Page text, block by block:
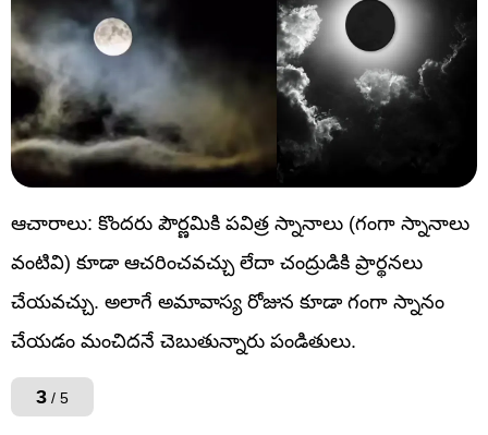
ఆచారాలు: కొందరు పౌర్ణమికి పవిత్ర స్నానాలు (గంగా స్నానాలు
వంటివి) కూడా ఆచరించవచ్చు లేదా చంద్రుడికి ప్రార్థనలు
చేయవచ్చు. అలాగే అమావాస్య రోజున కూడా గంగా స్నానం
చేయడం మంచిదనే చెబుతున్నారు పండితులు.
3 / 5